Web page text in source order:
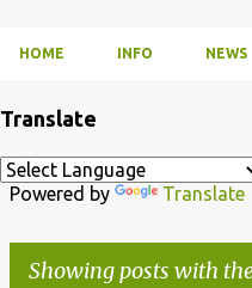
HOME INFO NEWS
Translate
Powered by Translate
Showing posts with